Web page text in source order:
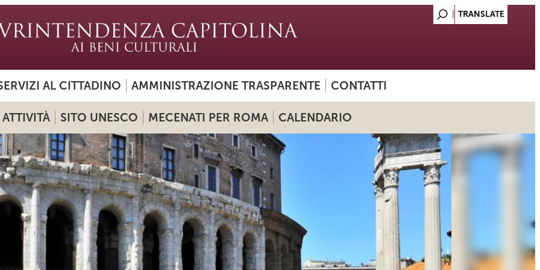
AL CITTADINO AMMINISTRAZIONE TRASPARENTE CONTATTI
ATTIVITÀ SITO UNESCO MECENATI PER ROMA CALENDARIO